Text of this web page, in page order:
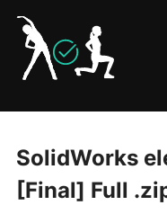
Aller
contenu
SolidWorks
[Final] Full